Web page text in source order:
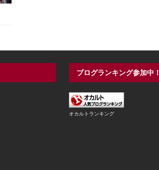
ブログランキング参加中！
オカルトランキング